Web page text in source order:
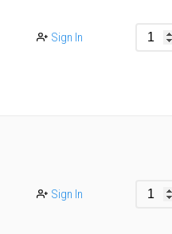
Sign In
Sign In